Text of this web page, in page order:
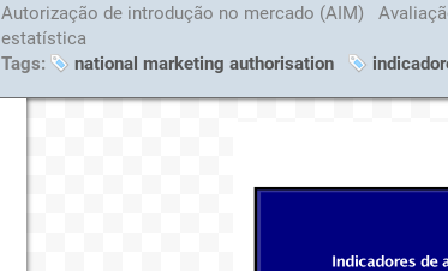
Autorização de introdução no mercado (AIM)
estatística
Tags:
national marketing authorisation